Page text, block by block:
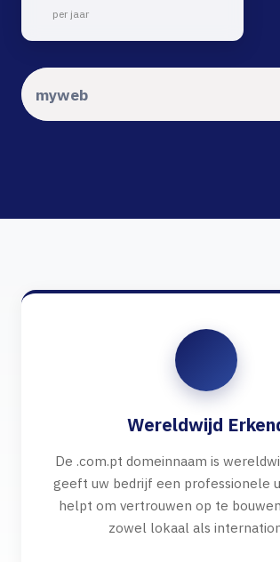
per jaar
Wereldwijd
De .com.pt domeinnaam is
geeft uw bedrijf een professionele
helpt om vertrouwen op te
zowel lokaal als